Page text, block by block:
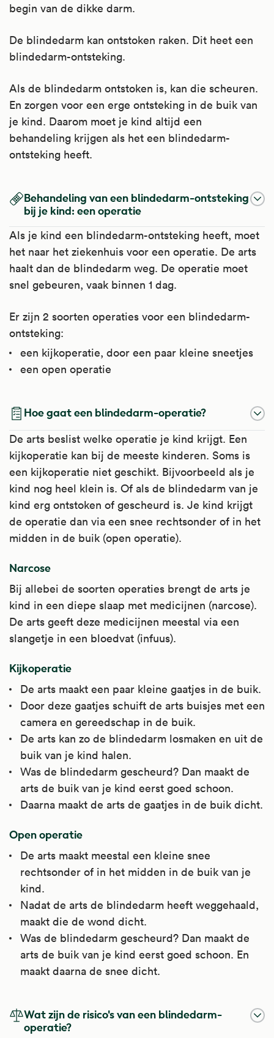
begin van de dikke darm.
De blindedarm kan ontstoken raken. Dit heet een
blindedarm-ontsteking.
Als de blindedarm ontstoken is, kan die scheuren.
En zorgen voor een erge ontsteking in de buik van
je kind. Daarom moet je kind altijd een
behandeling krijgen als het een blindedarm-
ontsteking heeft.
Behandeling van een blindedarm-ontsteking
bij je kind: een operatie
Als je kind een blindedarm-ontsteking heeft, moet
het naar het ziekenhuis voor een operatie. De arts
haalt dan de blindedarm weg. De operatie moet
snel gebeuren, vaak binnen 1 dag.
Er zijn 2 soorten operaties voor een blindedarm-
ontsteking:
een kijkoperatie, door een paar kleine sneetjes
een open operatie
Hoe gaat een blindedarm-operatie?
De arts beslist welke operatie je kind krijgt. Een
kijkoperatie kan bij de meeste kinderen. Soms is
een kijkoperatie niet geschikt. Bijvoorbeeld als je
kind nog heel klein is. Of als de blindedarm van je
kind erg ontstoken of gescheurd is. Je kind krijgt
de operatie dan via een snee rechtsonder of in het
midden in de buik (open operatie).
Narcose
Bij allebei de soorten operaties brengt de arts je
kind in een diepe slaap met medicijnen (narcose).
De arts geeft deze medicijnen meestal via een
slangetje in een bloedvat (infuus).
Kijkoperatie
De arts maakt een paar kleine gaatjes in de buik.
Door deze gaatjes schuift de arts buisjes met een
camera en gereedschap in de buik.
De arts kan zo de blindedarm losmaken en uit de
buik van je kind halen.
Was de blindedarm gescheurd? Dan maakt de
arts de buik van je kind eerst goed schoon.
Daarna maakt de arts de gaatjes in de buik dicht.
Open operatie
De arts maakt meestal een kleine snee
rechtsonder of in het midden in de buik van je
kind.
Nadat de arts de blindedarm heeft weggehaald,
maakt die de wond dicht.
Was de blindedarm gescheurd? Dan maakt de
arts de buik van je kind eerst goed schoon. En
maakt daarna de snee dicht.
Wat zijn de risico's van een blindedarm-
operatie?